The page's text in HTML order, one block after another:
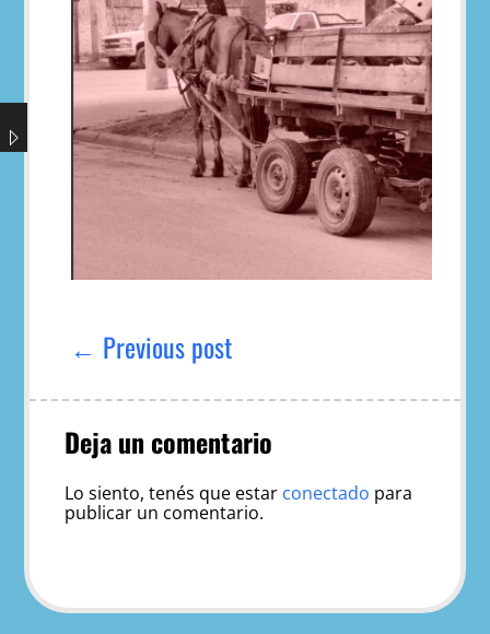
entradas
← Previous post
Deja un comentario
Lo siento, tenés que estar conectado para
publicar un comentario.